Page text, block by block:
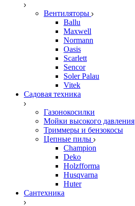
Вентиляторы
Ballu
Maxwell
Normann
Oasis
Scarlett
Sencor
Soler Palau
Vitek
Садовая техника
Газонокосилки
Мойки высокого давления
Триммеры и бензокосы
Цепные пилы
Champion
Deko
Holzfforma
Husqvarna
Huter
Сантехника